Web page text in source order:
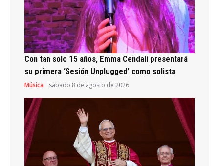
Con tan solo 15 años, Emma Cendali presentará
su primera ‘Sesión Unplugged’ como solista
Música sábado 8 de agosto de 2026